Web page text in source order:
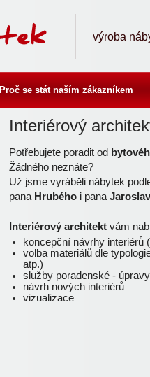
Proč se stát naším zákazníkem
výroba
Interiérový
Potřebujete poradit od
Žádného neznáte?
Už jsme vyráběli nábytek
pana Hrubého i pana
Interiérový architekt vám
koncepční návrhy interiérů
volba materiálů dle
atp.)
služby poradenské -
návrh nových interiérů
vizualizace